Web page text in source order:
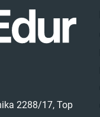
2288/17, Top